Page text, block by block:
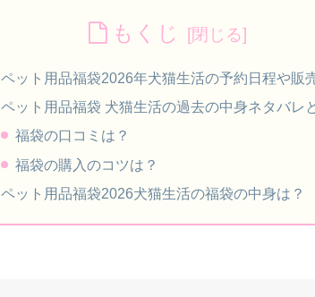
もくじ
ペット用品福袋2026年犬猫生活の予約日程や販
ペット用品福袋 犬猫生活の過去の中身ネタバレ
福袋の口コミは？
福袋の購入のコツは？
ペット用品福袋2026犬猫生活の福袋の中身は？